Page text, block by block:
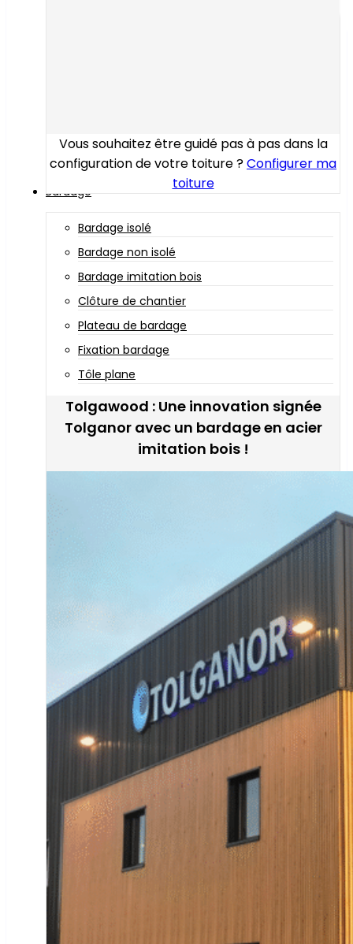
Vous souhaitez être guidé pas à pas dans la
configuration de votre toiture ?Configurer ma
toiture
Bardage
Bardage isolé
Bardage non isolé
Bardage imitation bois
Clôture de chantier
Plateau de bardage
Fixation bardage
Tôle plane
Tolgawood : Une innovation signée
Tolganor avec un bardage en acier
imitation bois !